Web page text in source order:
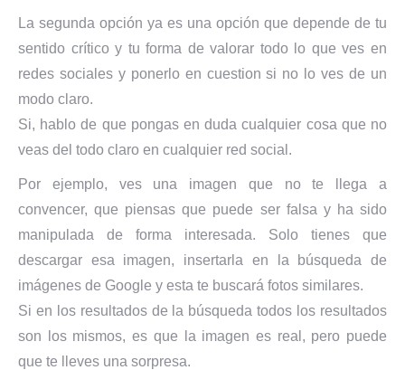
La segunda opción ya es una opción que depende de tu
sentido crítico y tu forma de valorar todo lo que ves en
redes sociales y ponerlo en cuestion si no lo ves de un
modo claro.
Si, hablo de que pongas en duda cualquier cosa que no
veas del todo claro en cualquier red social.
Por ejemplo, ves una imagen que no te llega a
convencer, que piensas que puede ser falsa y ha sido
manipulada de forma interesada. Solo tienes que
descargar esa imagen, insertarla en la búsqueda de
imágenes de Google y esta te buscará fotos similares.
Si en los resultados de la búsqueda todos los resultados
son los mismos, es que la imagen es real, pero puede
que te lleves una sorpresa.